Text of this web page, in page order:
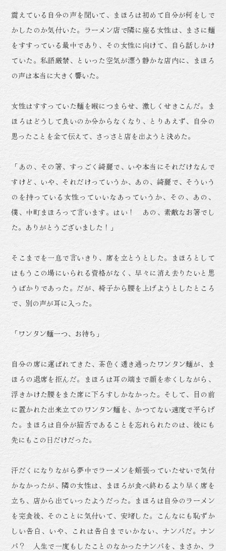
震えている自分の声を聞いて、まほろは初めて自分が何をしで
かしたのか気付いた。ラーメン店で隣に座る女性は、まさに麺
をすすっている最中であり、その女性に向けて、自ら話しかけ
ていた。私語厳禁、といった空気が漂う静かな店内に、まほろ
の声は本当に大きく響いた。
女性はすすっていた麺を喉につまらせ、激しくせきこんだ。ま
ほろはどうして良いのか分からなくなり、とりあえず、自分の
思ったことを全て伝えて、さっさと店を出ようと決めた。
「あの、その箸、すっごく綺麗で、いや本当にそれだけなんで
すけど、いや、それだけっていうか、あの、綺麗で、そういう
のを持っている女性っていいなあっていうか、その、あの、
僕、中町まほろって言います。はい！ あの、素敵なお箸でし
た。ありがとうございました！」
そこまでを一息で言いきり、席を立とうとした。まほろとして
はもうこの場にいられる資格がなく、早々に消え去りたいと思
うばかりであった。だが、椅子から腰を上げようとしたところ
で、別の声が耳に入った。
「ワンタン麺一つ、お待ち」
自分の席に運ばれてきた、茶色く透き通ったワンタン麺が、ま
ほろの退席を拒んだ。まほろは耳の端まで顔を赤くしながら、
浮きかけた腰をまた席に下ろすしかなかった。そして、目の前
に置かれた出来立てのワンタン麺を、かつてない速度で平らげ
た。まほろは自分が猫舌であることを忘れられたのは、後にも
先にもこの日だけだった。
汗だくになりながら夢中でラーメンを頬張っていたせいで気付
かなかったが、隣の女性は、まほろが食べ終わるより早く席を
立ち、店から出ていったようだった。まほろは自分のラーメン
を完食後、そのことに気付いて、安堵した。こんなにも恥ずか
しい告白、いや、これは告白までいかない、ナンパだ。ナン
パ？ 人生で一度もしたことのなかったナンパを、まさか、ラ